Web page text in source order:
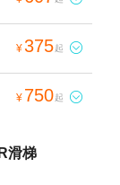
¥375起 
¥ 750起 
滑梯